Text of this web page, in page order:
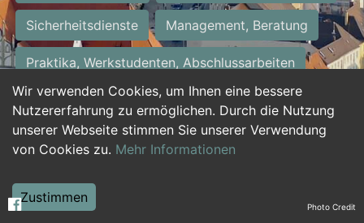
Wir verwenden Cookies, um Ihnen eine bessere
Nutzererfahrung zu ermöglichen. Durch die Nutzung
unserer Webseite stimmen Sie unserer Verwendung
von Cookies zu. Mehr Informationen
Zustimmen
Sicherheitsdienste Management, Beratung
Praktika, Werkstudenten, Abschlussarbeiten
Personalwesen Assistenz, Sekretariat
Hilfskräfte, Aushilfs- und Nebenjobs
Weiterbildung, Studium, duale Ausbildung Photo Credit